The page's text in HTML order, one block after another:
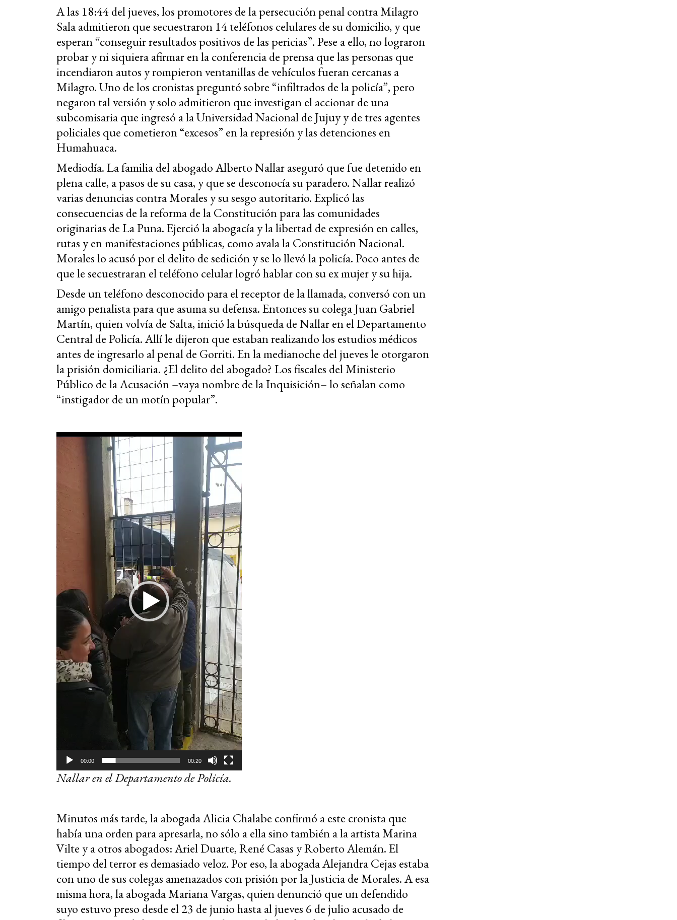
A las 18:44 del jueves, los promotores de la persecución penal contra Milagro
Sala admitieron que secuestraron 14 teléfonos celulares de su domicilio, y que
esperan “conseguir resultados positivos de las pericias”. Pese a ello, no lograron
probar y ni siquiera afirmar en la conferencia de prensa que las personas que
incendiaron autos y rompieron ventanillas de vehículos fueran cercanas a
Milagro. Uno de los cronistas preguntó sobre “infiltrados de la policía”, pero
negaron tal versión y solo admitieron que investigan el accionar de una
subcomisaria que ingresó a la Universidad Nacional de Jujuy y de tres agentes
policiales que cometieron “excesos” en la represión y las detenciones en
Humahuaca.
Mediodía. La familia del abogado Alberto Nallar aseguró que fue detenido en
plena calle, a pasos de su casa, y que se desconocía su paradero. Nallar realizó
varias denuncias contra Morales y su sesgo autoritario. Explicó las
consecuencias de la reforma de la Constitución para las comunidades
originarias de La Puna. Ejerció la abogacía y la libertad de expresión en calles,
rutas y en manifestaciones públicas, como avala la Constitución Nacional.
Morales lo acusó por el delito de sedición y se lo llevó la policía. Poco antes de
que le secuestraran el teléfono celular logró hablar con su ex mujer y su hija.
Desde un teléfono desconocido para el receptor de la llamada, conversó con un
amigo penalista para que asuma su defensa. Entonces su colega Juan Gabriel
Martín, quien volvía de Salta, inició la búsqueda de Nallar en el Departamento
Central de Policía. Allí le dijeron que estaban realizando los estudios médicos
antes de ingresarlo al penal de Gorriti. En la medianoche del jueves le otorgaron
la prisión domiciliaria. ¿El delito del abogado? Los fiscales del Ministerio
Público de la Acusación –vaya nombre de la Inquisición– lo señalan como
“instigador de un motín popular”.
Reproductor
vídeo
00:00 00:20
Nallar en el Departamento de Policía.
Minutos más tarde, la abogada Alicia Chalabe confirmó a este cronista que
había una orden para apresarla, no sólo a ella sino también a la artista Marina
Vilte y a otros abogados: Ariel Duarte, René Casas y Roberto Alemán. El
tiempo del terror es demasiado veloz. Por eso, la abogada Alejandra Cejas estaba
con uno de sus colegas amenazados con prisión por la Justicia de Morales. A esa
misma hora, la abogada Mariana Vargas, quien denunció que un defendido
suyo estuvo preso desde el 23 de junio hasta al jueves 6 de julio acusado de